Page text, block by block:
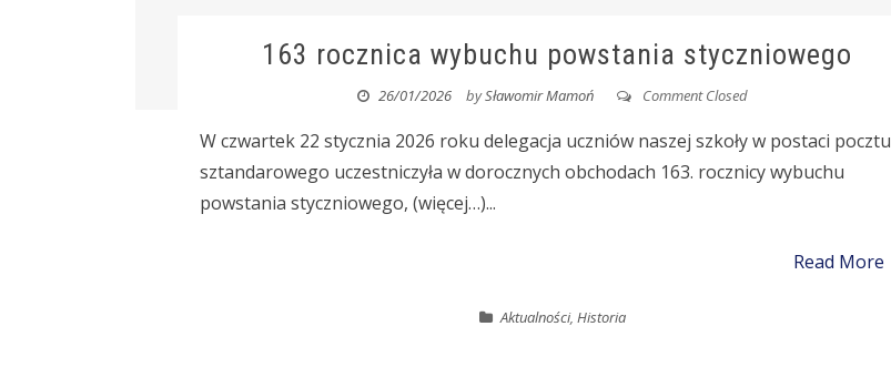
163 rocznica wybuchu powstania styczniowego
26/01/2026 bySławomir Mamoń Comment Closed
W czwartek 22 stycznia 2026 roku delegacja uczniów naszej szkoły w postaci pocztu
sztandarowego uczestniczyła w dorocznych obchodach 163. rocznicy wybuchu
powstania styczniowego, (więcej…)...
Read More
Aktualności, Historia